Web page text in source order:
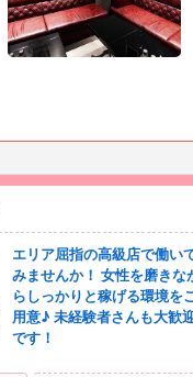
エリア屈指の高級店で働い
みませんか！ 女性を磨きな
らしっかりと稼げる環境を
用意♪ 未経験者さんも大歓
です！